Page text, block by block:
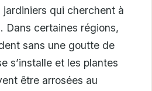
jardiniers qui cherchent à
Dans certaines régions,
sans une goutte de
s’installe et les plantes
être arrosées au